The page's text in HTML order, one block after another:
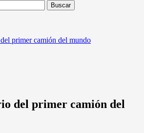
primer camión del mundo
del primer camión del